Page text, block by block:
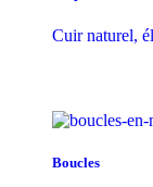
Cuir naturel,
Boucles